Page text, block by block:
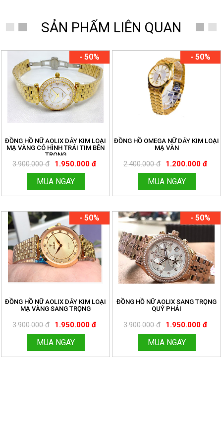
SẢN PHẨM LIÊN QUAN
- 50%
ĐỒNG HỒ NỮ AOLIX DÂY KIM LOẠI
MẠ VÀNG CÓ HÌNH TRÁI TIM BÊN
TRONG
3.900.000 đ 1.950.000 đ
MUA NGAY
- 50%
ĐỒNG HỒ OMEGA NỮ DÂY KIM LOẠI
MẠ VÀN
2.400.000 đ 1.200.000 đ
MUA NGAY
- 50%
ĐỒNG HỒ NỮ AOLIX DÂY KIM LOẠI
MẠ VÀNG SANG TRỌNG
3.900.000 đ 1.950.000 đ
MUA NGAY
- 50%
ĐỒNG HỒ NỮ AOLIX SANG TRỌNG
QUÝ PHÁI
3.900.000 đ 1.950.000 đ
MUA NGAY